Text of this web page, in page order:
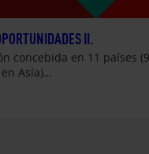
II.
concebida en 11 países
Asía)…